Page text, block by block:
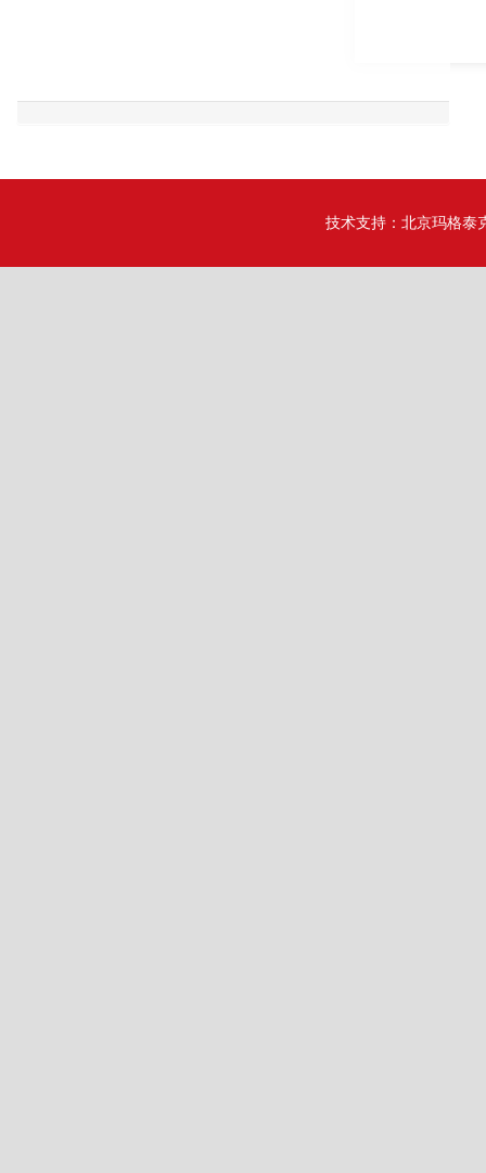
技术支持： 北京玛格泰